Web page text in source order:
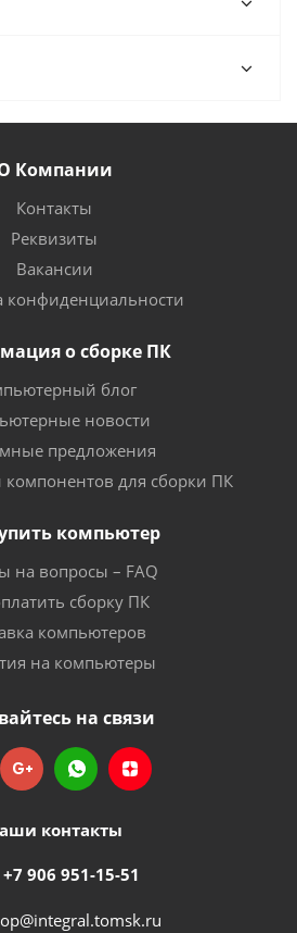
Компании
Контакты
Реквизиты
Вакансии
конфиденциальности
о сборке ПК
блог
новости
предложения
компонентов для сборки ПК
компьютер
на вопросы – FAQ
сборку ПК
компьютеров
на компьютеры
на связи
контакты
+7 906 951-15-51